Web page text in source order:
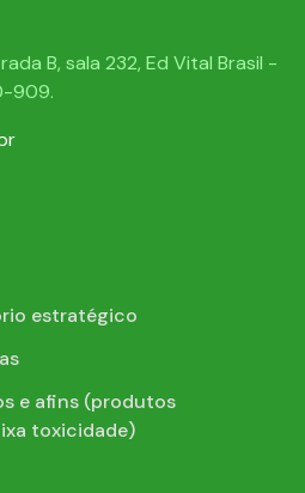
B, sala 232, Ed Vital Brasil -
909.
estratégico
e afins (produtos
toxicidade)